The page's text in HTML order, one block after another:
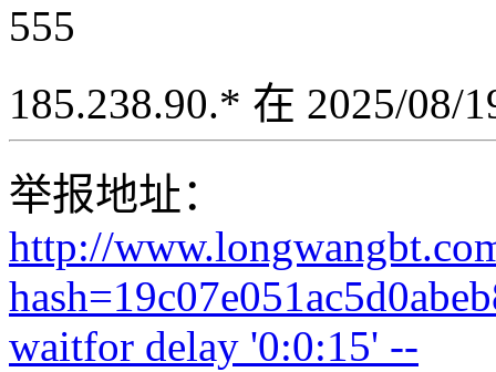
555
185.238.90.* 在 2025/08/
举报地址：
http://
waitfor delay '0:0:15' --